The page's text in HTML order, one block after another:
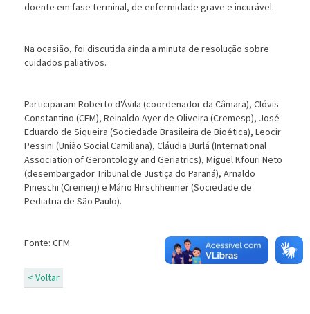
doente em fase terminal, de enfermidade grave e incurável.
Na ocasião, foi discutida ainda a minuta de resolução sobre
cuidados paliativos.
Participaram Roberto d'Ávila (coordenador da Câmara), Clóvis
Constantino (CFM), Reinaldo Ayer de Oliveira (Cremesp), José
Eduardo de Siqueira (Sociedade Brasileira de Bioética), Leocir
Pessini (União Social Camiliana), Cláudia Burlá (International
Association of Gerontology and Geriatrics), Miguel Kfouri Neto
(desembargador Tribunal de Justiça do Paraná), Arnaldo
Pineschi (Cremerj) e Mário Hirschheimer (Sociedade de
Pediatria de São Paulo).
Fonte: CFM
< Voltar